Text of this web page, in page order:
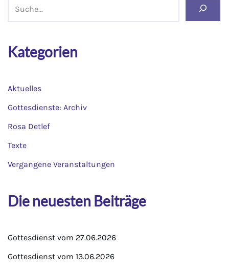
Kategorien
Aktuelles
Gottesdienste: Archiv
Rosa Detlef
Texte
Vergangene Veranstaltungen
Die neuesten Beiträge
Gottesdienst vom 27.06.2026
Gottesdienst vom 13.06.2026